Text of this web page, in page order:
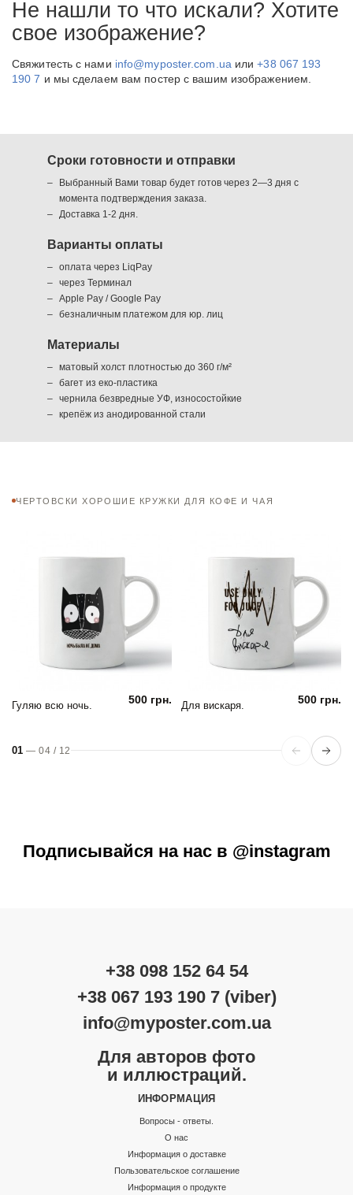
Не нашли то что искали? Хотите
свое изображение?
Свяжитесть с нами info@myposter.com.ua или+38 067 193
190 7 и мы сделаем вам постер с вашим изображением.
Сроки готовности и отправки
Выбранный Вами товар будет готов через 2—3 дня с
момента подтверждения заказа.
Доставка 1-2 дня.
Варианты оплаты
оплата через LiqPay
через Терминал
Apple Pay / Google Pay
безналичным платежом для юр. лиц
Материалы
матовый холст плотностью до 360 г/м²
багет из еко-пластика
чернила безвредные УФ, износостойкие
крепёж из анодированной стали
ЧЕРТОВСКИ ХОРОШИЕ КРУЖКИ ДЛЯ КОФЕ И ЧАЯ
Гуляю всю ночь. 500 грн. Для вискаря. 500 грн.
01 —04 / 12
Подписывайся на нас в @instagram
+38 098 152 64 54
+38 067 193 190 7 (viber)
info@myposter.com.ua
Для авторов фото
и иллюстраций.
ИНФОРМАЦИЯ
Вопросы - ответы.
О нас
Информация о доставке
Пользовательское соглашение
Информация о продукте